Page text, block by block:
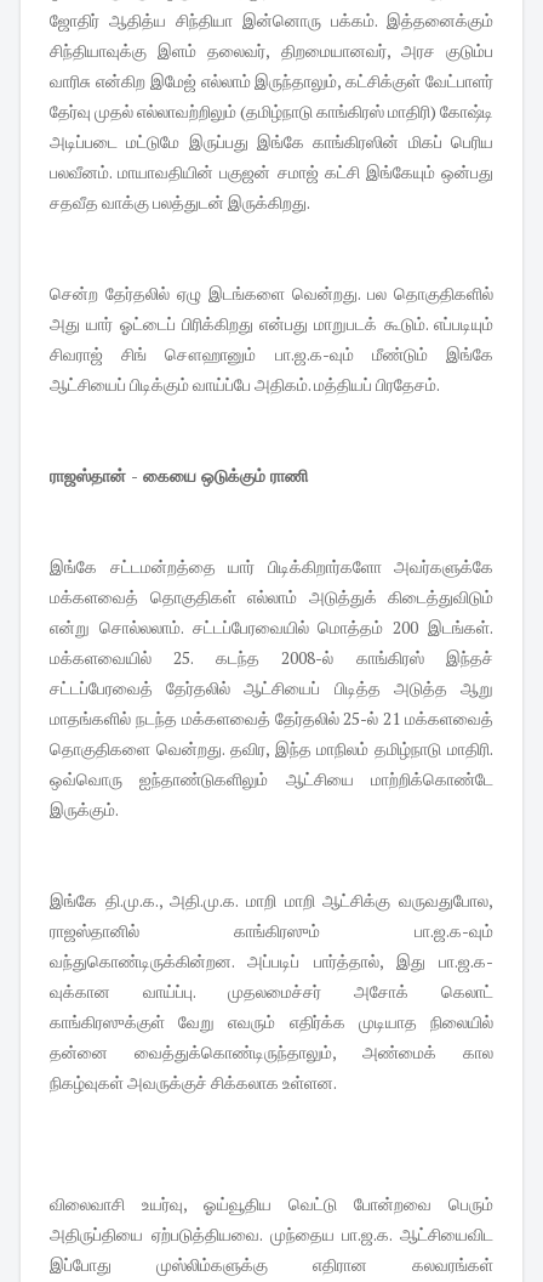
ஜோதிர் ஆதித்ய சிந்தியா இன்னொரு பக்கம். இத்தனைக்கும்
சிந்தியாவுக்கு இளம் தலைவர், திறமையானவர், அரச குடும்ப
வாரிசு என்கிற இமேஜ் எல்லாம் இருந்தாலும், கட்சிக்குள் வேட்பாளர்
தேர்வு முதல் எல்லாவற்றிலும் (தமிழ்நாடு காங்கிரஸ் மாதிரி) கோஷ்டி
அடிப்படை மட்டுமே இருப்பது இங்கே காங்கிரஸின் மிகப் பெரிய
பலவீனம். மாயாவதியின் பகுஜன் சமாஜ் கட்சி இங்கேயும் ஒன்பது
சதவீத வாக்கு பலத்துடன் இருக்கிறது.
சென்ற தேர்தலில் ஏழு இடங்களை வென்றது. பல தொகுதிகளில்
அது யார் ஓட்டைப் பிரிக்கிறது என்பது மாறுபடக் கூடும். எப்படியும்
சிவராஜ் சிங் சௌஹானும் பா.ஜ.க-வும் மீண்டும் இங்கே
ஆட்சியைப் பிடிக்கும் வாய்ப்பே அதிகம். மத்தியப் பிரதேசம்.
ராஜஸ்தான் - கையை ஒடுக்கும் ராணி
இங்கே சட்டமன்றத்தை யார் பிடிக்கிறார்களோ அவர்களுக்கே
மக்களவைத் தொகுதிகள் எல்லாம் அடுத்துக் கிடைத்துவிடும்
என்று சொல்லலாம். சட்டப்பேரவையில் மொத்தம் 200 இடங்கள்.
மக்களவையில் 25. கடந்த 2008-ல் காங்கிரஸ் இந்தச்
சட்டப்பேரவைத் தேர்தலில் ஆட்சியைப் பிடித்த அடுத்த ஆறு
மாதங்களில் நடந்த மக்களவைத் தேர்தலில் 25-ல் 21 மக்களவைத்
தொகுதிகளை வென்றது. தவிர, இந்த மாநிலம் தமிழ்நாடு மாதிரி.
ஒவ்வொரு ஐந்தாண்டுகளிலும் ஆட்சியை மாற்றிக்கொண்டே
இருக்கும்.
இங்கே தி.மு.க., அதி.மு.க. மாறி மாறி ஆட்சிக்கு வருவதுபோல,
ராஜஸ்தானில் காங்கிரஸும் பா.ஜ.க-வும்
வந்துகொண்டிருக்கின்றன. அப்படிப் பார்த்தால், இது பா.ஜ.க-
வுக்கான வாய்ப்பு. முதலமைச்சர் அசோக் கெலாட்
காங்கிரஸுக்குள் வேறு எவரும் எதிர்க்க முடியாத நிலையில்
தன்னை வைத்துக்கொண்டிருந்தாலும், அண்மைக் கால
நிகழ்வுகள் அவருக்குச் சிக்கலாக உள்ளன.
விலைவாசி உயர்வு, ஓய்வூதிய வெட்டு போன்றவை பெரும்
அதிருப்தியை ஏற்படுத்தியவை. முந்தைய பா.ஜ.க. ஆட்சியைவிட
இப்போது முஸ்லிம்களுக்கு எதிரான கலவரங்கள்